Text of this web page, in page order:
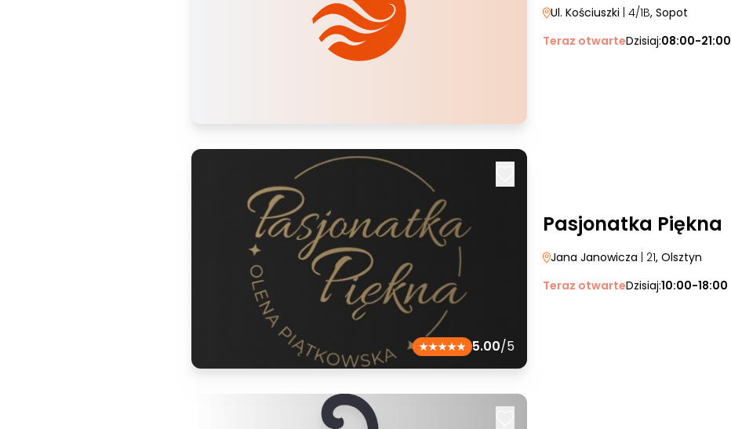
Ul. Kościuszki | 4/1B, Sopot
Teraz otwarteDzisiaj:08:00-21:00
5.00/5
Pasjonatka Piękna
Jana Janowicza | 21, Olsztyn
Teraz otwarteDzisiaj:10:00-18:00